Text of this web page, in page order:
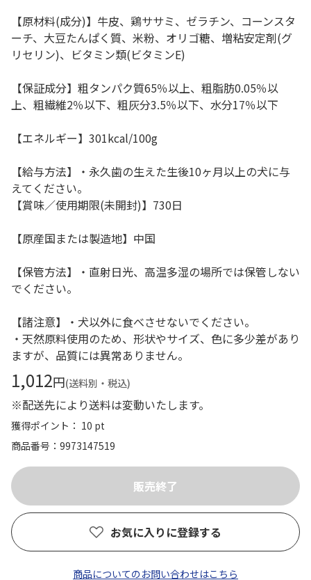
【原材料(成分)】牛皮、鶏ササミ、ゼラチン、コーンスタ
ーチ、大豆たんぱく質、米粉、オリゴ糖、増粘安定剤(グ
リセリン)、ビタミン類(ビタミンE)
【保証成分】粗タンパク質65％以上、粗脂肪0.05％以
上、粗繊維2％以下、粗灰分3.5％以下、水分17％以下
【エネルギー】301kcal/100g
【給与方法】・永久歯の生えた生後10ヶ月以上の犬に与
えてください。
【賞味／使用期限(未開封)】730日
【原産国または製造地】中国
【保管方法】・直射日光、高温多湿の場所では保管しない
でください。
【諸注意】・犬以外に食べさせないでください。
・天然原料使用のため、形状やサイズ、色に多少差があり
ますが、品質には異常ありません。
1,012円(送料別・税込)
※配送先により送料は変動いたします。
獲得ポイント： 10 pt
商品番号
9973147519
お気に入りに登録する
商品についてのお問い合わせはこちら